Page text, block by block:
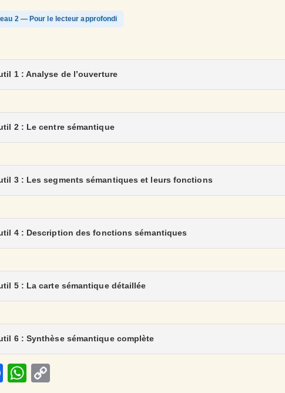
2 — Pour le lecteur approfondi
1 : Analyse de l’ouverture
2 : Le centre sémantique
3 : Les segments sémantiques et leurs fonctions
4 : Description des fonctions sémantiques
5 : La carte sémantique détaillée
6 : Synthèse sémantique complète
Fa
W